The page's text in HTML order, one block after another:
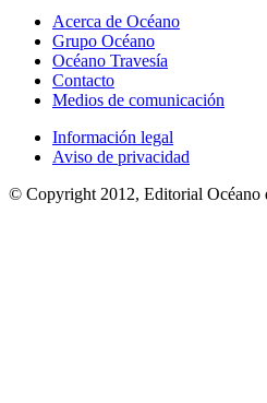
Acerca de Océano
Grupo Océano
Océano Travesía
Contacto
Medios de comunicación
Información legal
Aviso de privacidad
© Copyright 2012, Editorial Océano